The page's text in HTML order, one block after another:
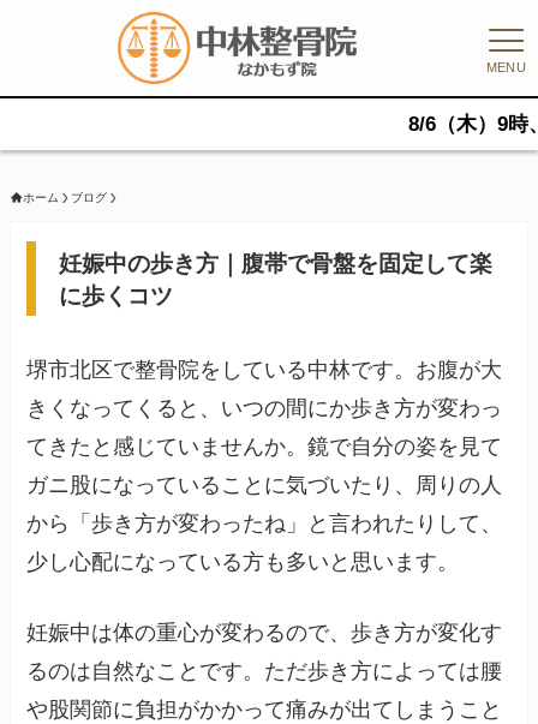
MENU
8/6（木）9時、11時、
ホーム ブログ
妊娠中の歩き方｜腹帯で骨盤を固定して楽
に歩くコツ
堺市北区で整骨院をしている中林です。お腹が大
きくなってくると、いつの間にか歩き方が変わっ
てきたと感じていませんか。鏡で自分の姿を見て
ガニ股になっていることに気づいたり、周りの人
から「歩き方が変わったね」と言われたりして、
少し心配になっている方も多いと思います。
妊娠中は体の重心が変わるので、歩き方が変化す
るのは自然なことです。ただ歩き方によっては腰
や股関節に負担がかかって痛みが出てしまうこと